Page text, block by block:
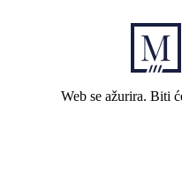
Web se ažurira. Biti